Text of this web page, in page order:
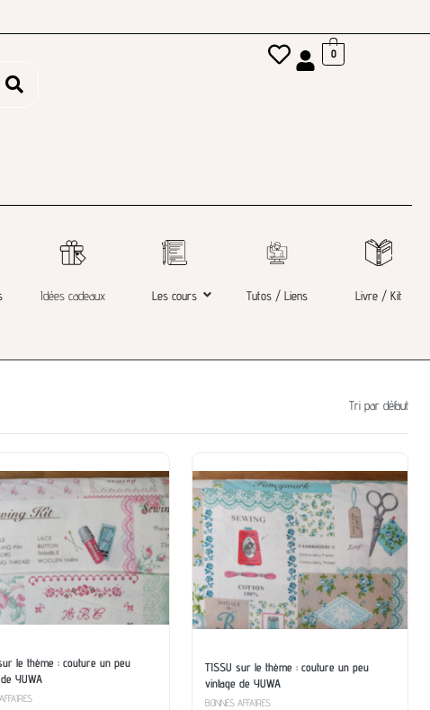
0
Idées cadeaux Les cours Tutos / Liens Livre / Kit
Tri par défaut
le thème : couture un peu
YUWA
TISSU sur le thème : couture un peu
vintage de YUWA
BONNES AFFAIRES